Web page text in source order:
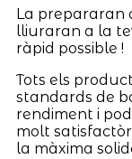
La prepararan
lliuraran a la
ràpid possible !
Tots els
standards de
rendiment i
molt
la màxima